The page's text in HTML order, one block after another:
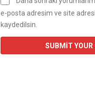
e-posta adresim ve site
kaydedilsin.